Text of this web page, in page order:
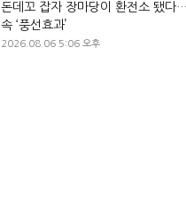
돈데꼬 잡자 장마당이 환전소 됐다
속 ‘풍선효과’
2026.08.06 5:06 오후